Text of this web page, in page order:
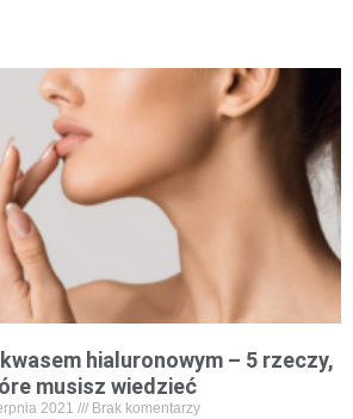
hialuronowym – 5 rzeczy,
musisz wiedzieć
2021 Brak komentarzy